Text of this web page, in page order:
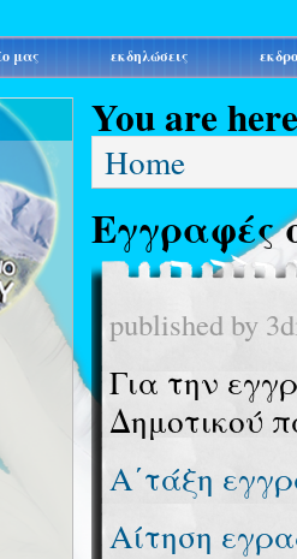
μας εκδηλώσεις
You are here
Home
Εγγραφές
published by
Για την
Δημοτικού
Α΄τάξη
Αίτηση